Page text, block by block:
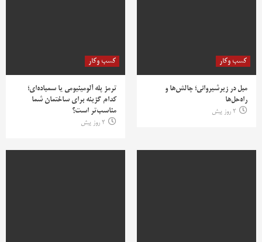
کسب وکار
مبل در زیرشیروانی؛ چالش‌ها و
راه‌حل‌ها
2 روز پیش
کسب وکار
ترمز پله آلومینیومی یا سمباده‌ای؛
کدام گزینه برای ساختمان شما
مناسب‌تر است؟
2 روز پیش